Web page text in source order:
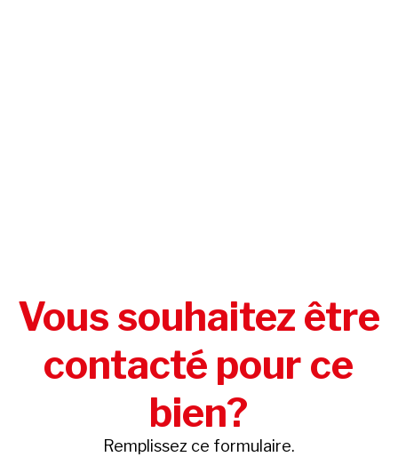
Vous souhaitez être
contacté pour ce
bien?
Remplissez ce formulaire.